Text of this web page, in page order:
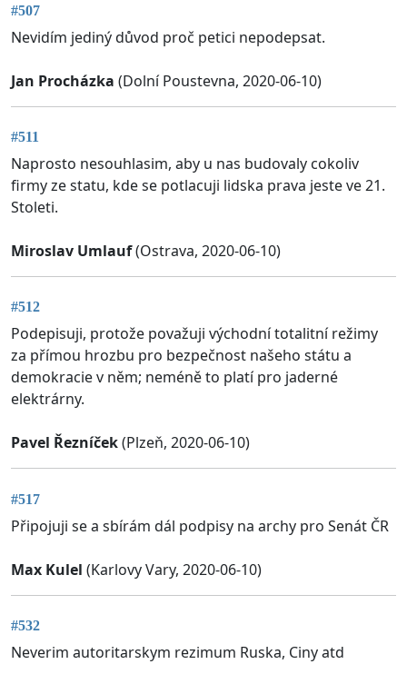
#507
Nevidím jediný důvod proč petici nepodepsat.
Jan Procházka (Dolní Poustevna, 2020-06-10)
#511
Naprosto nesouhlasim, aby u nas budovaly cokoliv
firmy ze statu, kde se potlacuji lidska prava jeste ve 21.
Stoleti.
Miroslav Umlauf(Ostrava, 2020-06-10)
#512
Podepisuji, protože považuji východní totalitní režimy
za přímou hrozbu pro bezpečnost našeho státu a
demokracie v něm; neméně to platí pro jaderné
elektrárny.
Pavel Řezníček(Plzeň, 2020-06-10)
#517
Připojuji se a sbírám dál podpisy na archy pro Senát ČR
Max Kulel (Karlovy Vary, 2020-06-10)
#532
Neverim autoritarskym rezimum Ruska, Ciny atd